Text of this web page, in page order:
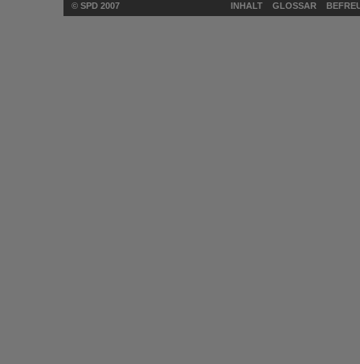
© SPD 2007 INHALT GLOSSAR